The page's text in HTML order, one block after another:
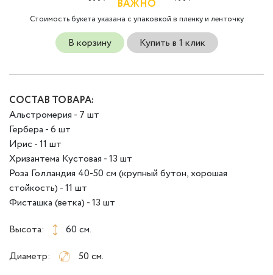
ВАЖНО
Стоимость букета указана с упаковкой в пленку и ленточку
В корзину Купить в 1 клик
СОСТАВ ТОВАРА:
Альстромерия - 7 шт
Гербера - 6 шт
Ирис - 11 шт
Хризантема Кустовая - 13 шт
Роза Голландия 40-50 см (крупный бутон, хорошая
стойкость) - 11 шт
Фисташка (ветка) - 13 шт
Высота:
60 см.
Диаметр:
50 см.